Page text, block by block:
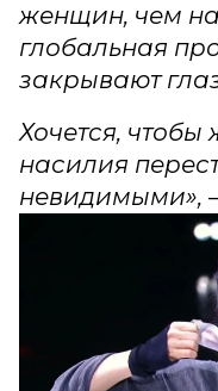
женщин, чем
глобальная
закрывают
Хочется,
насилия
невидимыми»,